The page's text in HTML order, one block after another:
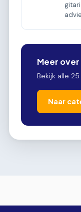
Meer
Bekijk alle
Naar